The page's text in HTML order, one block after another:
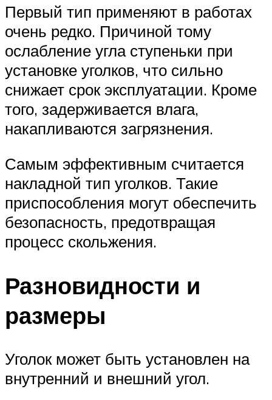
Первый тип применяют в работах
очень редко. Причиной тому
ослабление угла ступеньки при
установке уголков, что сильно
снижает срок эксплуатации. Кроме
того, задерживается влага,
накапливаются загрязнения.
Самым эффективным считается
накладной тип уголков. Такие
приспособления могут обеспечить
безопасность, предотвращая
процесс скольжения.
Разновидности и
размеры
Уголок может быть установлен на
внутренний и внешний угол.